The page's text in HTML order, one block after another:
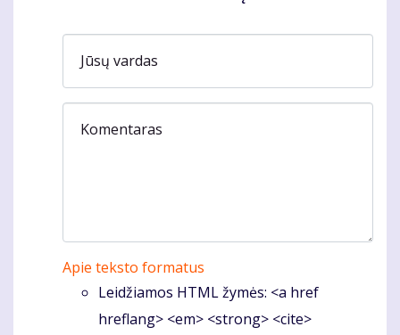
Jūsų vardas
Komentaras
Apie teksto formatus
Leidžiamos HTML žymės: <a href
hreflang> <em> <strong> <cite>